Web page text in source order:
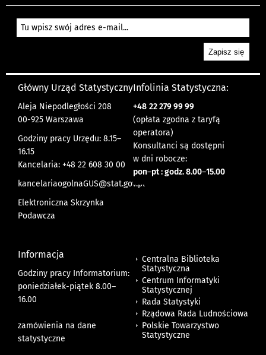
Główny Urząd Statystyczny
Aleja Niepodległości 208
00-925 Warszawa
Godziny pracy Urzędu: 8.15–
16.15
Kancelaria: +48 22 608 30 00
kancelariaogolnaGUS@stat.gov.pl
Elektroniczna Skrzynka
Podawcza
Infolinia Statystyczna:
+48 22 279 99 99
(opłata zgodna z taryfą
operatora)
Konsultanci są dostępni
w dni robocze:
pon–pt : godz. 8.00–15.00
Informacja
Godziny pracy Informatorium:
poniedziałek-piątek 8.00–
16.00
zamówienia na dane
statystyczne
Centralna Biblioteka
Statystyczna
Centrum Informatyki
Statystycznej
Rada Statystyki
Rządowa Rada Ludnościowa
Polskie Towarzystwo
Statystyczne